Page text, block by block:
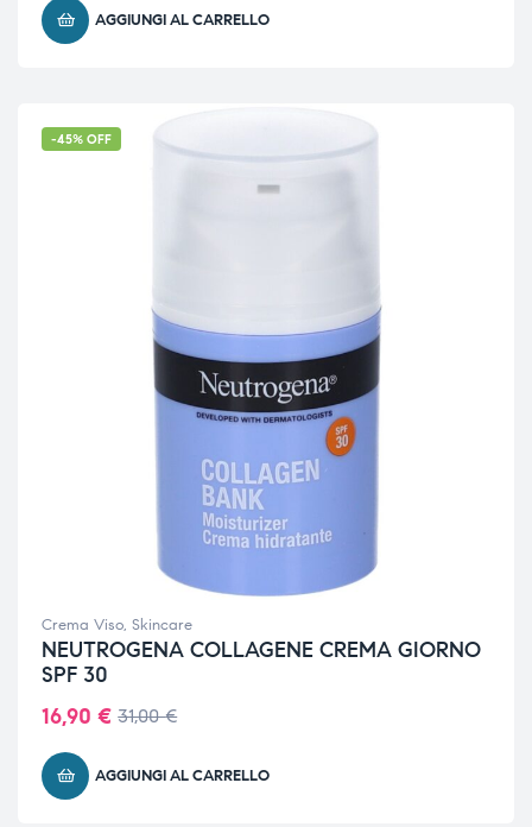
AGGIUNGI AL CARRELLO
-45% OFF
Crema Viso, Skincare
NEUTROGENA COLLAGENE CREMA GIORNO
SPF 30
31,00€
16,90 €
AGGIUNGI AL CARRELLO